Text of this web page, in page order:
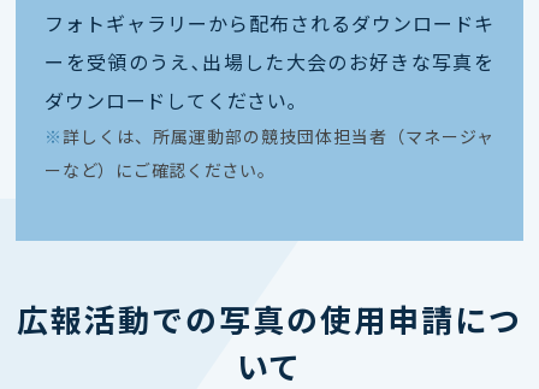
フォトギャラリーから配布されるダウンロードキ
ーを受領のうえ､出場した大会のお好きな写真を
ダウンロードしてください｡
※ 詳しくは、所属運動部の競技団体担当者（マネージャ
ーなど）にご確認ください。
広報活動での写真の使用申請につ
いて